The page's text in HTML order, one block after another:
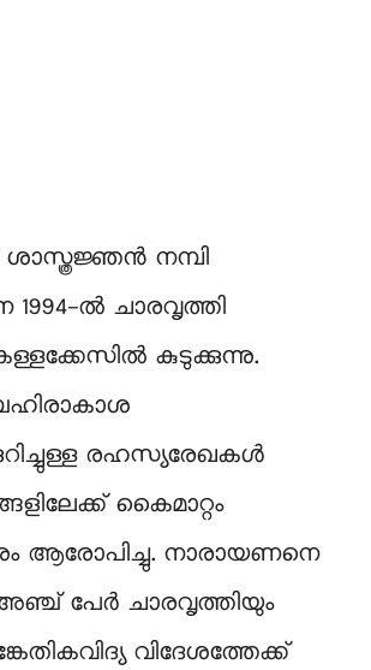
നമ്പി
ല്‍ ചാരവൃത്തി
കുടുക്കുന്നു.
രഹസ്യരേഖകള്‍
കൈമാറ്റം
ആരോപിച്ചു. നാരായണനെ
പേര്‍ ചാരവൃത്തിയും
വിദേശത്തേക്ക്